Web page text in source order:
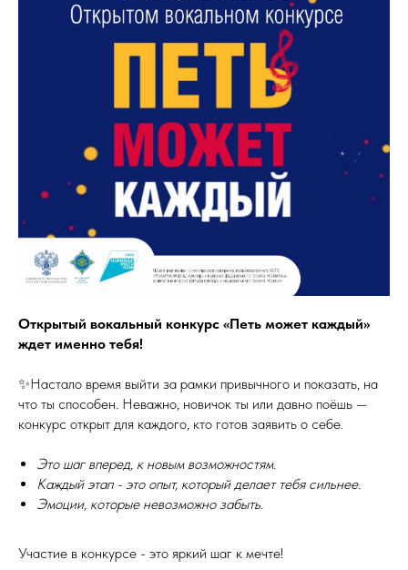
Открытый вокальный конкурс «Петь может каждый»
ждет именно тебя!
✨Настало время выйти за рамки привычного и показать, на
что ты способен. Неважно, новичок ты или давно поёшь —
конкурс открыт для каждого, кто готов заявить о себе.
Это шаг вперед, к новым возможностям.
Каждый этап - это опыт, который делает тебя сильнее.
Эмоции, которые невозможно забыть.
Участие в конкурсе - это яркий шаг к мечте!